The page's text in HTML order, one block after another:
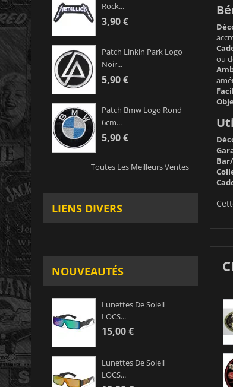
Rock...
3,90 €
Patch Linkin Park Logo
Noir...
5,90 €
Patch Bmw Logo Rond
6cm...
5,90 €
Toutes Les Meilleurs Ventes
LIENS DIVERS
NOUVEAUTÉS
Lunettes De Soleil
LOCS...
15,00 €
Lunettes De Soleil
LOCS...
ou